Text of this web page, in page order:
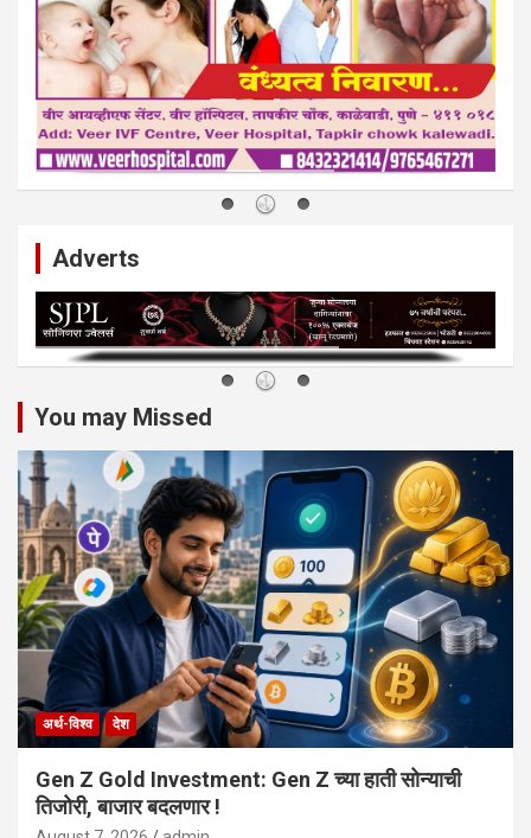
Adverts
You may Missed
अर्थ-विश्व देश
Gen Z Gold Investment: Gen Z च्या हाती सोन्याची
तिजोरी, बाजार बदलणार !